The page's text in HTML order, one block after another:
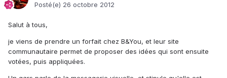
Posté(e) 26 octobre 2012
Salut à tous,
je viens de prendre un forfait chez B&You, et leur site
communautaire permet de proposer des idées qui sont ensuite
votées, puis appliquées.